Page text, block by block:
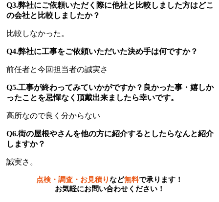
Q3.弊社にご依頼いただく際に他社と比較しました方はどこ
の会社と比較しましたか？
比較しなかった。
Q4.弊社に工事をご依頼いただいた決め手は何ですか？
前任者と今回担当者の誠実さ
Q5.工事が終わってみていかがですか？良かった事・嬉しか
ったことを忌憚なく頂戴出来ましたら幸いです。
高所なので良く分からない
Q6.街の屋根やさんを他の方に紹介するとしたらなんと紹介
しますか？
誠実さ。
点検・調査・お見積りなど無料で承ります！
お気軽にお問い合わせください！